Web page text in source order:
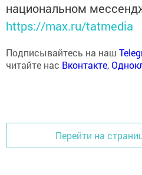
национальном
https://max.ru/tatmedia
Подписывайтесь на наш
читайте нас Вконтакте,
Перейти на